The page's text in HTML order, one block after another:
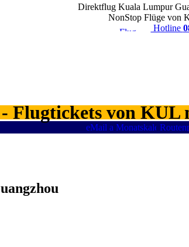
Direktflug Kuala Lumpur
NonStop Flüge von
Hotline
Flugtickets von KUL